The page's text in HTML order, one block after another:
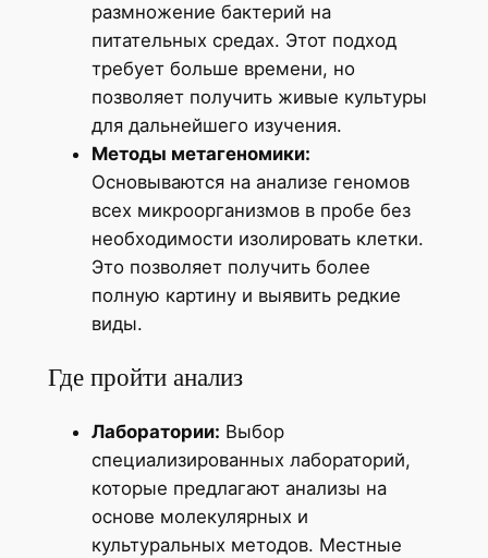
размножение бактерий на
питательных средах. Этот подход
требует больше времени, но
позволяет получить живые культуры
для дальнейшего изучения.
Методы метагеномики:
Основываются на анализе геномов
всех микроорганизмов в пробе без
необходимости изолировать клетки.
Это позволяет получить более
полную картину и выявить редкие
виды.
Где пройти анализ
Лаборатории: Выбор
специализированных лабораторий,
которые предлагают анализы на
основе молекулярных и
культуральных методов. Местные